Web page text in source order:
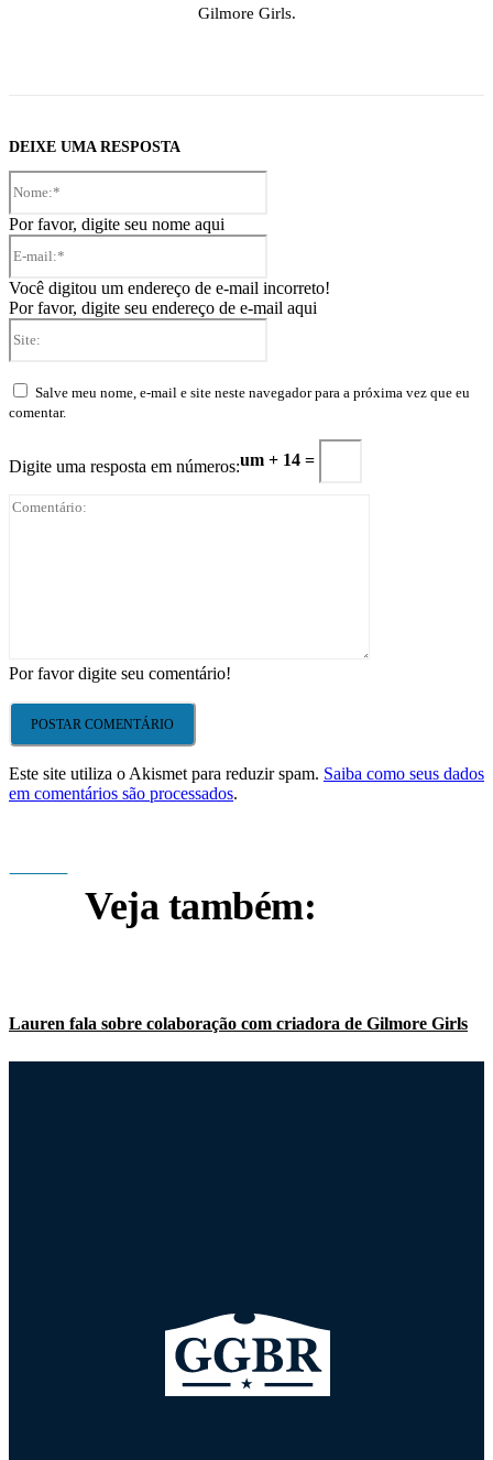
Gilmore Girls.
DEIXE UMA RESPOSTA
Por favor digite seu comentário!
Por favor, digite seu nome aqui
Você digitou um endereço de e-mail incorreto!
Por favor, digite seu endereço de e-mail aqui
Salve meu nome, e-mail e site neste navegador para a próxima vez que eu
comentar.
Digite uma resposta em números:um + 14 =
Este site utiliza o Akismet para reduzir spam. Saiba como seus dados
em comentários são processados.
Veja também:
Lauren fala sobre colaboração com criadora de Gilmore Girls